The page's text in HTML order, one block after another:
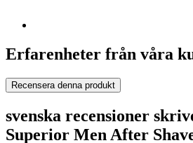
Erfarenheter från våra
Recensera denna produkt
svenska recensioner
Superior Men After